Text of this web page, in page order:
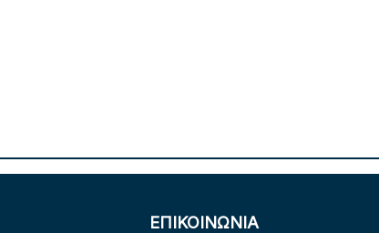
ΕΠΙΚΟΙΝΩΝΙΑ